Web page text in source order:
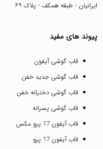
ایرانیان - طبقه همکف - پلاک ۶۹
پیوند های مفید
قاب گوشی آیفون
قاب گوشی جدید خفن
قاب گوشی دخترانه خفن
قاب گوشی پسرانه
قاب آیفون 17 پرو مکس
قاب آیفون 17 پرو